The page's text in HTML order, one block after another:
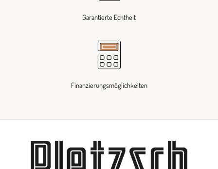
Garantierte Echtheit
Finanzierungsmöglichkeiten